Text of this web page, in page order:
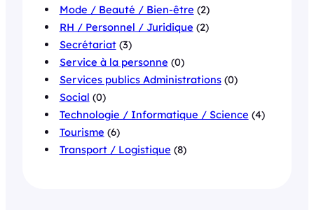
Mode / Beauté / Bien-être (2)
RH / Personnel / Juridique (2)
Secrétariat(3)
Service à la personne (0)
Services publics Administrations(0)
Social (0)
Technologie / Informatique / Science (4)
Tourisme (6)
Transport / Logistique (8)